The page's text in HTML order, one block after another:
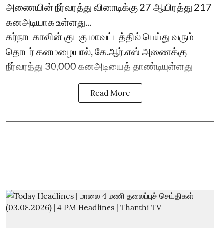
அணையின் நீர்வரத்து வினாடிக்கு 27 ஆயிரத்து 217
கனஅடியாக உள்ளது...
கர்நாடகாவின் குடகு மாவட்டத்தில் பெய்து வரும்
தொடர் கனமழையால், கே.ஆர்.எஸ் அணைக்கு
நீர்வரத்து 30,000 கனஅடியைத் தாண்டியுள்ளது
Read More